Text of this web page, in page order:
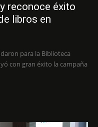
reconoce éxito
libros en
para la Biblioteca